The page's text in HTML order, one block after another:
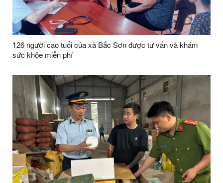
126 người cao tuổi của xã Bắc Sơn được tư vấn và khám
sức khỏe miễn phí